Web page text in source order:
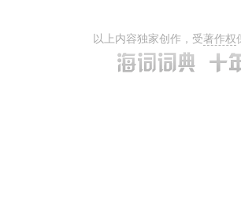
以上内容独家创作，受著作权